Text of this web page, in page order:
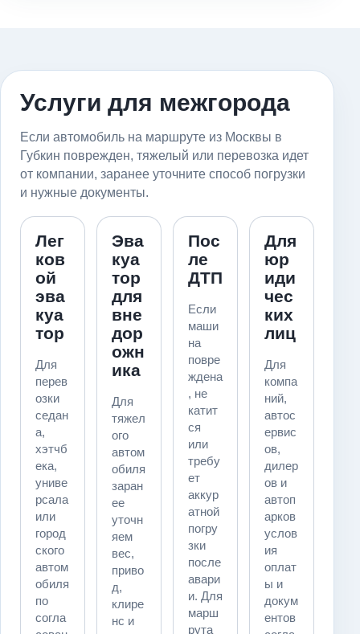
Услуги для межгорода
Если автомобиль на маршруте из Москвы в
Губкин поврежден, тяжелый или перевозка идет
от компании, заранее уточните способ погрузки
и нужные документы.
Лег
ков
ой
эва
куа
тор
Для
перев
озки
седан
а,
хэтчб
ека,
униве
рсала
или
город
ского
автом
обиля
по
согла
Эва
куа
тор
для
вне
дор
ожн
ика
Для
тяжел
ого
автом
обиля
заран
ее
уточн
яем
вес,
приво
д,
клире
нс и
Пос
ле
ДТП
Если
маши
на
повре
ждена
, не
катит
ся
или
требу
ет
аккур
атной
погру
зки
после
авари
и. Для
марш
рута
Для
юр
иди
чес
ких
лиц
Для
компа
ний,
автос
ервис
ов,
дилер
ов и
автоп
арков
услов
ия
оплат
ы и
докум
ентов